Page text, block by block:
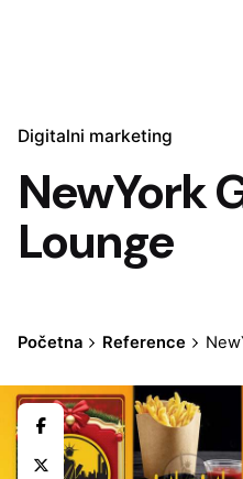
Digitalni marketing
NewYork
Lounge
Početna Reference